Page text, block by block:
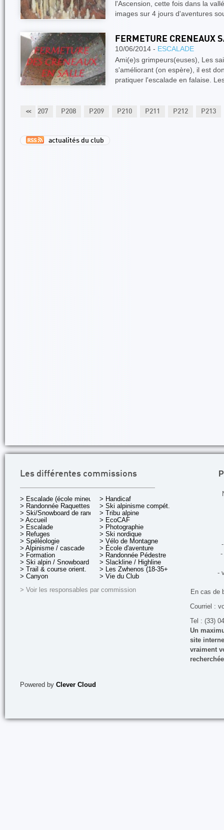
l'Ascension, cette fois dans la
images sur 4 jours d'aventures
FERMETURE CRENEAUX
10/06/2014 - ESCALADE
Ami(e)s grimpeurs(euses), Les
s'améliorant (on espère), il est
pratiquer l'escalade en falaise.
<< P207 P208 P209 P210 P211 P212 P213
actualités du club
Les différentes commissions
> Escalade (école mineurs)
> Randonnée Raquettes
> Ski/Snowboard de rando.
> Accueil
> Escalade
> Refuges
> Spéléologie
> Alpinisme / cascade
> Formation
> Ski alpin / Snowboard
> Trail & course orient.
> Canyon
> Handicaf
> Ski alpinisme compét.
> Tribu alpine
> EcoCAF
> Photographie
> Ski nordique
> Vélo de Montagne
> École d'aventure
> Randonnée Pédestre
> Slackline / Highline
> Les Zwhenos (18-35+ ans)
> Vie du Club
> Voir les responsables par commission
-
-
En cas de
Courriel :
Tel : (33)
Un
site
vraiment
Powered by Clever Cloud